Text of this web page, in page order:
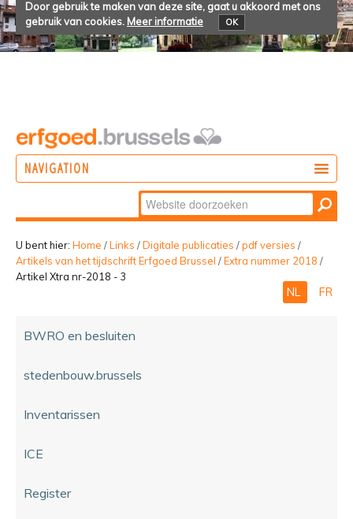
Door gebruik te maken van deze site, gaat u akkoord met ons
gebruik van cookies. Meer informatie OK
NAVIGATION
BELEVEN
Zoek
Geavanceerd
zoeken...
U bent hier: Home /Links /Digitale publicaties /pdf versies /
Artikels van het tijdschrift Erfgoed Brussel /Extra nummer 2018 /
Artikel Xtra nr-2018 - 3
NL FR
BWRO en besluiten
stedenbouw.brussels
Inventarissen
ICE
Register